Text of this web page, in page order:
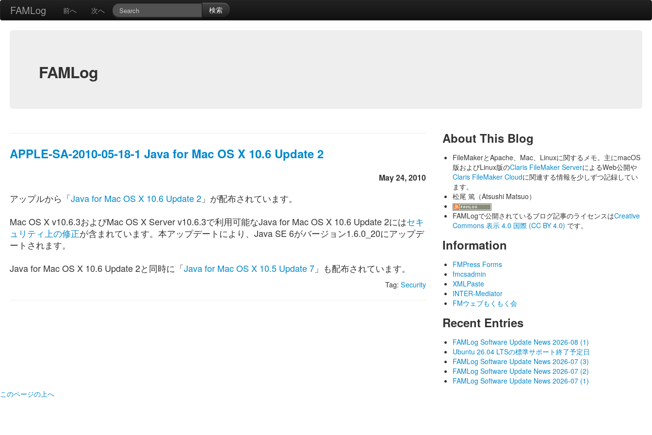
FAMLog 前へ 次へ 検索
FAMLog
APPLE-SA-2010-05-18-1 Java for Mac OS X 10.6 Update 2
May 24, 2010
アップルから「Java for Mac OS X 10.6 Update 2 」が配布されています。
Mac OS X v10.6.3およびMac OS X Server v10.6.3で利用可能なJava for Mac OS X 10.6 Update 2にはセキ
ュリティ上の修正が含まれています。本アップデートにより、Java SE 6がバージョン1.6.0_20にアップデ
ートされます。
Java for Mac OS X 10.6 Update 2と同時に「Java for Mac OS X 10.5 Update 7 」も配布されています。
Tag:Security
About This Blog
FileMakerとApache、Mac、Linuxに関するメモ。主にmacOS
版およびLinux版のClaris FileMaker ServerによるWeb公開や
Claris FileMaker Cloudに関連する情報を少しずつ記録してい
ます。
松尾 篤（Atsushi Matsuo）
FAMLogで公開されているブログ記事のライセンスはCreative
Commons 表示 4.0 国際 (CC BY 4.0) です。
Information
FMPress Forms
fmcsadmin
XMLPaste
INTER-Mediator
FMウェブもくもく会
Recent Entries
FAMLog Software Update News 2026-08 (1)
Ubuntu 26.04 LTSの標準サポート終了予定日
FAMLog Software Update News 2026-07 (3)
FAMLog Software Update News 2026-07 (2)
FAMLog Software Update News 2026-07 (1)
このページの上へ